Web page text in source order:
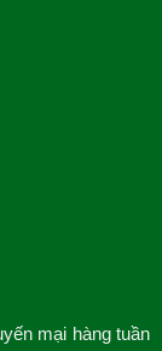
mại hàng tuần